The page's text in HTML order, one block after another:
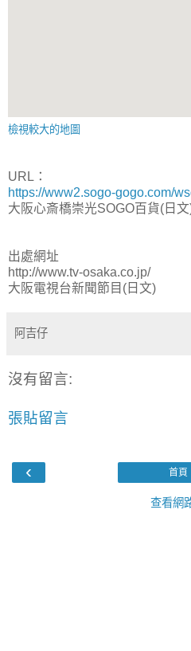
檢視較大的地圖
URL：
https://www2.sogo-gogo.com/
大阪心斎橋崇光SOGO百貨(日
出處網址
http://www.tv-osaka.co.jp/
大阪電視台新聞節目(日文)
阿吉仔
沒有留言:
張貼留言
‹ 首頁
查看網